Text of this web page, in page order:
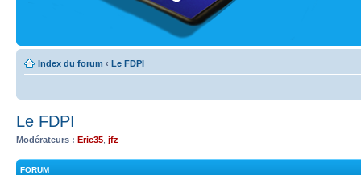
Index du forum ‹ Le FDPI
Le FDPI
Modérateurs : Eric35 jfz
FORUM